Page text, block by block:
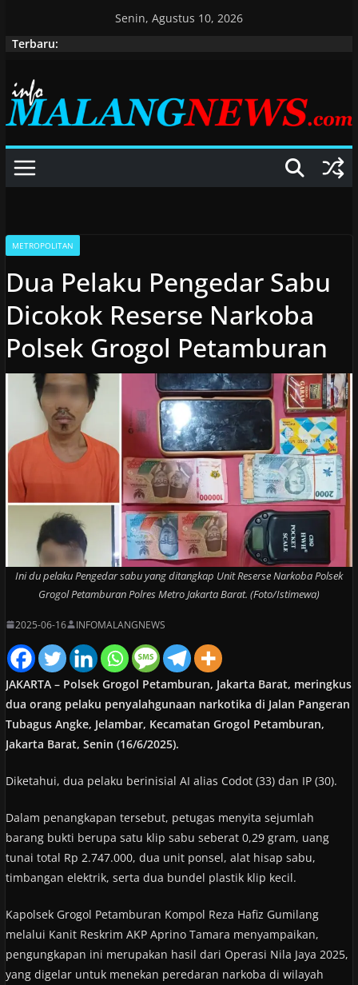
Senin, Agustus 10, 2026
Terbaru:
METROPOLITAN
Dua Pelaku Pengedar Sabu
Dicokok Reserse Narkoba
Polsek Grogol Petamburan
Ini du pelaku Pengedar sabu yang ditangkap Unit Reserse Narkoba Polsek
Grogol Petamburan Polres Metro Jakarta Barat. (Foto/Istimewa)
2025-06-16 INFOMALANGNEWS
JAKARTA – Polsek Grogol Petamburan, Jakarta Barat, meringkus
dua orang pelaku penyalahgunaan narkotika di Jalan Pangeran
Tubagus Angke, Jelambar, Kecamatan Grogol Petamburan,
Jakarta Barat, Senin (16/6/2025).
Diketahui, dua pelaku berinisial AI alias Codot (33) dan IP (30).
Dalam penangkapan tersebut, petugas menyita sejumlah
barang bukti berupa satu klip sabu seberat 0,29 gram, uang
tunai total Rp 2.747.000, dua unit ponsel, alat hisap sabu,
timbangan elektrik, serta dua bundel plastik klip kecil.
Kapolsek Grogol Petamburan Kompol Reza Hafiz Gumilang
melalui Kanit Reskrim AKP Aprino Tamara menyampaikan,
pengungkapan ini merupakan hasil dari Operasi Nila Jaya 2025,
yang digelar untuk menekan peredaran narkoba di wilayah